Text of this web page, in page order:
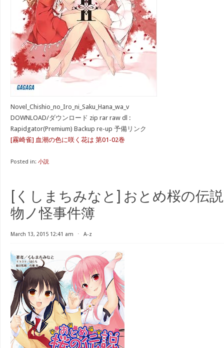
Novel_Chishio_no_Iro_ni_Saku_Hana_wa_v
DOWNLOAD/ダウンロード zip rar raw dl :
Rapidgator(Premium) Backup re-up 予備リンク
[霧崎雀] 血潮の色に咲く花は 第01-02巻
Posted in: 小説
[くしまちみなと] おとめ桜の伝
物ノ怪事件簿
March 13, 2015 12:41 am ⋅ A-z